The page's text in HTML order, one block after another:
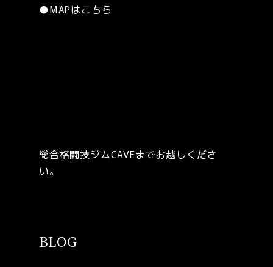
●MAPはこちら
総合格闘技ジムCAVEまでお越しくださ
い。
BLOG